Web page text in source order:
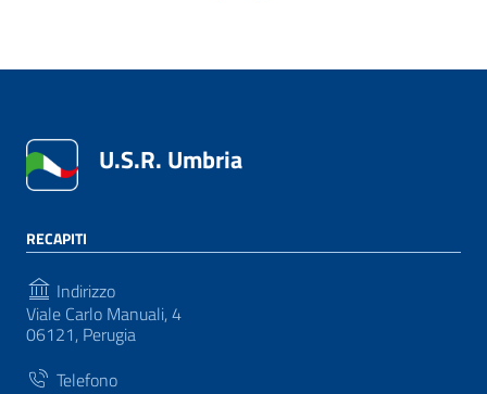
U.S.R. Umbria
RECAPITI
Indirizzo
Viale Carlo Manuali, 4
06121, Perugia
Telefono